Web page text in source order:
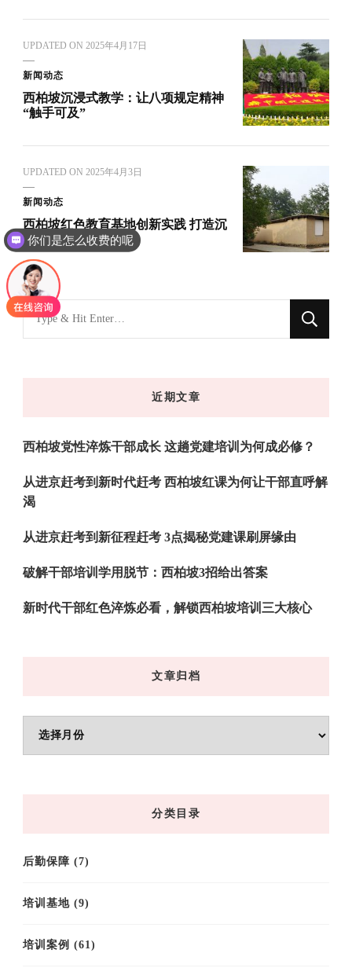
UPDATED ON 2025年4月17日
新闻动态
西柏坡沉浸式教学：让八项规定精神
“触手可及”
UPDATED ON 2025年4月3日
新闻动态
西柏坡红色教育基地创新实践 打造沉
浸式红色教育新标杆
找
什
近期文章
西柏坡党性淬炼干部成长 这趟党建培训为何成必修？
从进京赶考到新时代赶考 西柏坡红课为何让干部直呼解
渴
从进京赶考到新征程赶考 3点揭秘党建课刷屏缘由
破解干部培训学用脱节：西柏坡3招给出答案
新时代干部红色淬炼必看，解锁西柏坡培训三大核心
文章归档
分类目录
后勤保障 (7)
培训基地 (9)
培训案例 (61)
你们是怎么收费的呢